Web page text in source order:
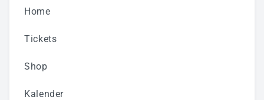
Home
Tickets
Shop
Kalender